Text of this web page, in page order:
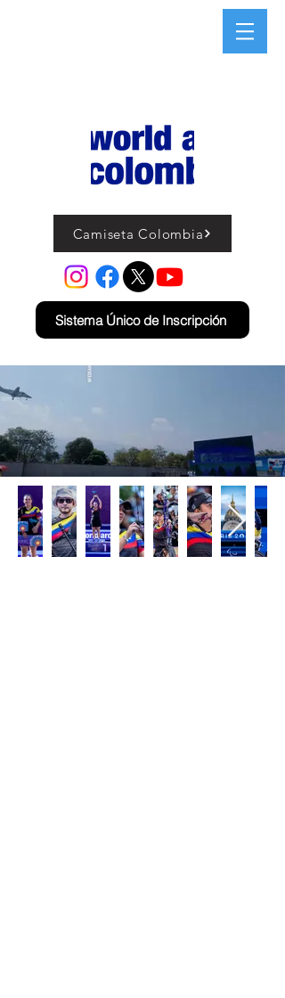
Camiseta Colombia
Sistema Único de Inscripción